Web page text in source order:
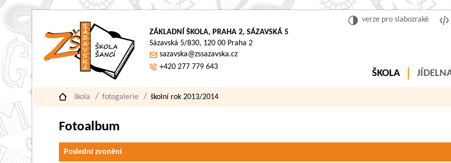
verze pro slabozraké
ZÁKLADNÍ ŠKOLA, PRAHA 2, SÁZAVSKÁ 5
Sázavská 5/830, 120 00 Praha 2
sazavska@zssazavska.cz
+420 277 779 643
ŠKOLA
škola fotogalerie školní rok 2013/2014
Fotoalbum
Poslední zvonění